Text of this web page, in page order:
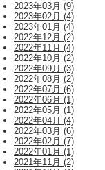
2023年03月 (9)
2023年02月 (4)
2023年01月 (4)
2022年12月 (2)
2022年11月 (4)
2022年10月 (2)
2022年09月 (3)
2022年08月 (2)
2022年07月 (6)
2022年06月 (1)
2022年05月 (1)
2022年04月 (4)
2022年03月 (6)
2022年02月 (7)
2022年01月 (1)
2021年11月 (2)